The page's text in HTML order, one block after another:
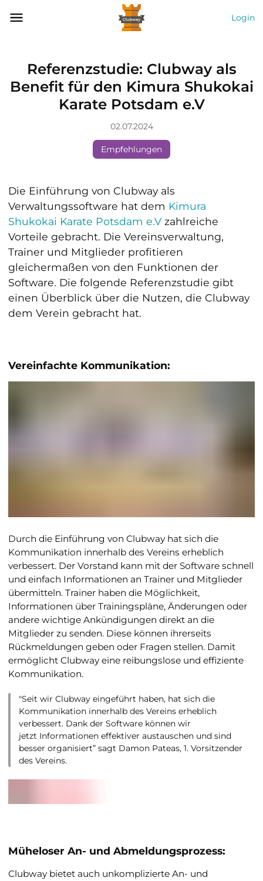
Login
Referenzstudie: Clubway als
Benefit für den Kimura Shukokai
Karate Potsdam e.V
02.07.2024
Empfehlungen
Die Einführung von Clubway als
Verwaltungssoftware hat dem Kimura
Shukokai Karate Potsdam e.V zahlreiche
Vorteile gebracht. Die Vereinsverwaltung,
Trainer und Mitglieder profitieren
gleichermaßen von den Funktionen der
Software. Die folgende Referenzstudie gibt
einen Überblick über die Nutzen, die Clubway
dem Verein gebracht hat.
Vereinfachte Kommunikation:
Durch die Einführung von Clubway hat sich die
Kommunikation innerhalb des Vereins erheblich
verbessert. Der Vorstand kann mit der Software schnell
und einfach Informationen an Trainer und Mitglieder
übermitteln. Trainer haben die Möglichkeit,
Informationen über Trainingspläne, Änderungen oder
andere wichtige Ankündigungen direkt an die
Mitglieder zu senden. Diese können ihrerseits
Rückmeldungen geben oder Fragen stellen. Damit
ermöglicht Clubway eine reibungslose und effiziente
Kommunikation.
"Seit wir Clubway eingeführt haben, hat sich die
Kommunikation innerhalb des Vereins erheblich
verbessert. Dank der Software können wir
jetzt Informationen effektiver austauschen und sind
besser organisiert” sagt Damon Pateas, 1. Vorsitzender
des Vereins.
Müheloser An- und Abmeldungsprozess:
Clubway bietet auch unkomplizierte An- und